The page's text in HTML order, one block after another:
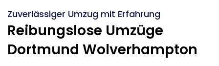
Zuverlässiger Umzug mit Erfahrung
Reibungslose Umzüge
Dortmund Wolverhampton